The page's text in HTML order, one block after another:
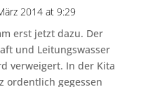
2014 at 9:29
erst jetzt dazu. Der
und Leitungswasser
verweigert. In der Kita
ordentlich gegessen